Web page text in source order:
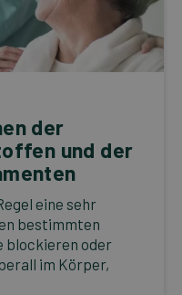
der
und der
eine sehr
bestimmten
blockieren oder
im Körper,